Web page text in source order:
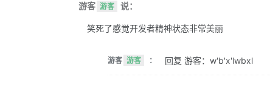
游客 游客 说：
笑死了感觉开发者精神状态非常美丽
游客 游客 ： 回复 游客：w'b'x'lwbxl